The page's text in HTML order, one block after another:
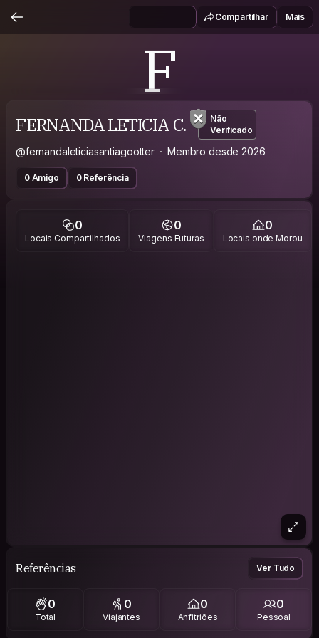
Compartilhar Mais
F
FERNANDA LETICIA C.
Não
Verificado
@fernandaleticiasantiagootter Membro desde 2026
0 Amigo 0 Referência
0
Locais Compartilhados
0
Viagens Futuras
0
Locais onde Morou
Referências Ver Tudo
0
Total
0
Viajantes
0
Anfitriões
0
Pessoal